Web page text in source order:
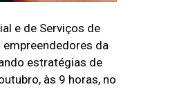
e de Serviços de
da
estratégias de
às 9 horas, no